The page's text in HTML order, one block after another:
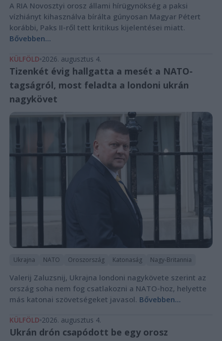
A RIA Novosztyi orosz állami hírügynökség a paksi
vízhiányt kihasználva bírálta gúnyosan Magyar Pétert
korábbi, Paks II-ről tett kritikus kijelentései miatt.
Bővebben...
KÜLFÖLD 2026. augusztus 4.
Tizenkét évig hallgatta a mesét a NATO-
tagságról, most feladta a londoni ukrán
nagykövet
Ukrajna NATO Oroszország Katonaság Nagy-Britannia
Valerij Zaluzsnij, Ukrajna londoni nagykövete szerint az
ország soha nem fog csatlakozni a NATO-hoz, helyette
más katonai szövetségeket javasol. Bővebben...
KÜLFÖLD 2026. augusztus 4.
Ukrán drón csapódott be egy orosz